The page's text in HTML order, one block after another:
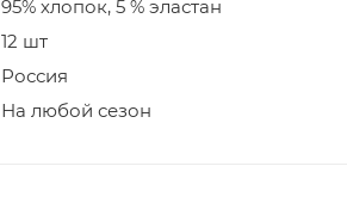
95% хлопок, 5 % эластан
12 шт
Россия
На любой сезон